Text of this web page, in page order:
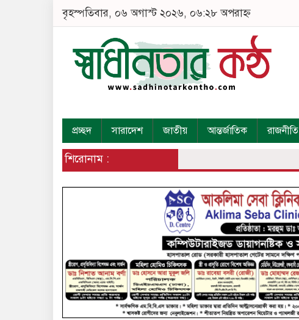
বৃহস্পতিবার, ০৬ অগাস্ট ২০২৬, ০৬:২৮ অপরাহ্ন
প্রচ্ছদ সারাদেশ জাতীয় আন্তর্জাতিক রাজনীতি
শিরোনাম :